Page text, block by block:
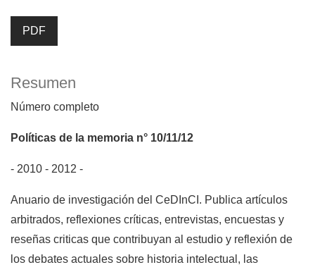
PDF
Resumen
Número completo
Políticas de la memoria n° 10/11/12
- 2010 - 2012 -
Anuario de investigación del CeDInCI. Publica artículos
arbitrados, reflexiones críticas, entrevistas, encuestas y
reseñas criticas que contribuyan al estudio y reflexión de
los debates actuales sobre historia intelectual, las